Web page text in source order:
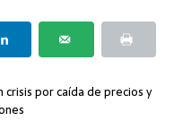
por caída de precios y